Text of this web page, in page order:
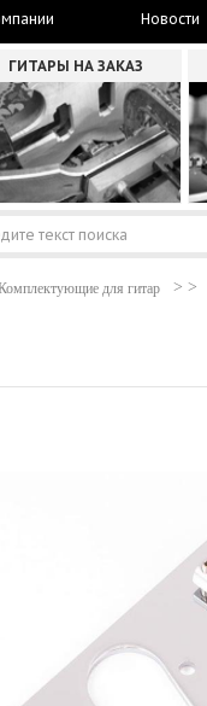
Новости
ГИТАРЫ НА ЗАКАЗ
для гитар